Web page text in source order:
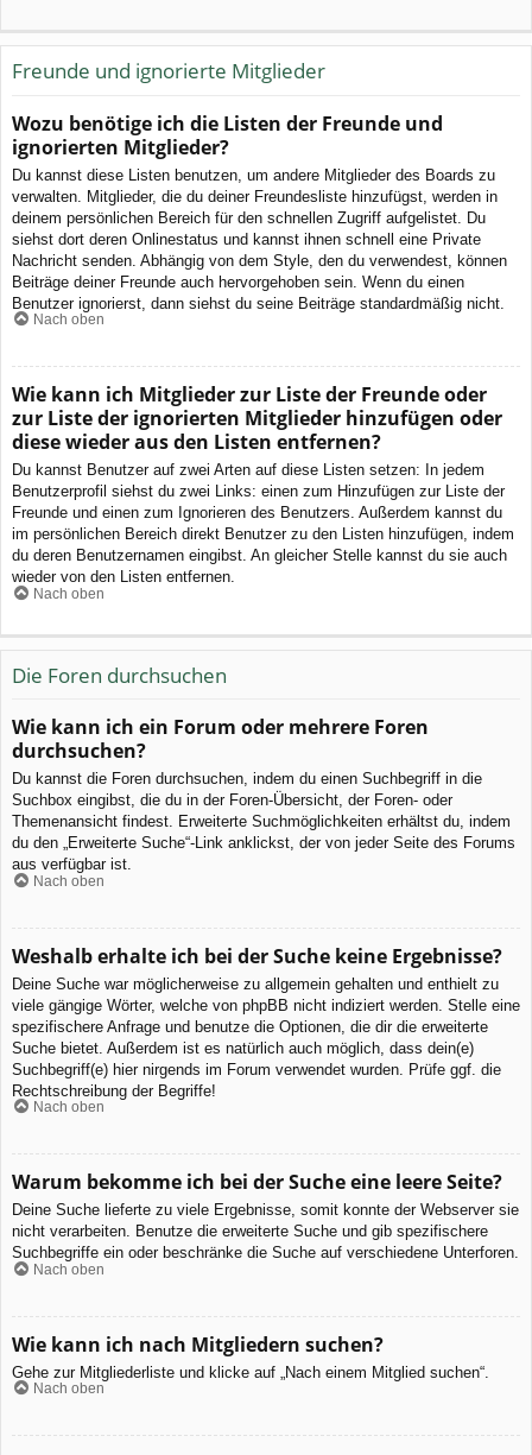
Freunde und ignorierte Mitglieder
Wozu benötige ich die Listen der Freunde und
ignorierten Mitglieder?
Du kannst diese Listen benutzen, um andere Mitglieder des Boards zu
verwalten. Mitglieder, die du deiner Freundesliste hinzufügst, werden in
deinem persönlichen Bereich für den schnellen Zugriff aufgelistet. Du
siehst dort deren Onlinestatus und kannst ihnen schnell eine Private
Nachricht senden. Abhängig von dem Style, den du verwendest, können
Beiträge deiner Freunde auch hervorgehoben sein. Wenn du einen
Benutzer ignorierst, dann siehst du seine Beiträge standardmäßig nicht.
Nach oben
Wie kann ich Mitglieder zur Liste der Freunde oder
zur Liste der ignorierten Mitglieder hinzufügen oder
diese wieder aus den Listen entfernen?
Du kannst Benutzer auf zwei Arten auf diese Listen setzen: In jedem
Benutzerprofil siehst du zwei Links: einen zum Hinzufügen zur Liste der
Freunde und einen zum Ignorieren des Benutzers. Außerdem kannst du
im persönlichen Bereich direkt Benutzer zu den Listen hinzufügen, indem
du deren Benutzernamen eingibst. An gleicher Stelle kannst du sie auch
wieder von den Listen entfernen.
Nach oben
Die Foren durchsuchen
Wie kann ich ein Forum oder mehrere Foren
durchsuchen?
Du kannst die Foren durchsuchen, indem du einen Suchbegriff in die
Suchbox eingibst, die du in der Foren-Übersicht, der Foren- oder
Themenansicht findest. Erweiterte Suchmöglichkeiten erhältst du, indem
du den „Erweiterte Suche“-Link anklickst, der von jeder Seite des Forums
aus verfügbar ist.
Nach oben
Weshalb erhalte ich bei der Suche keine Ergebnisse?
Deine Suche war möglicherweise zu allgemein gehalten und enthielt zu
viele gängige Wörter, welche von phpBB nicht indiziert werden. Stelle eine
spezifischere Anfrage und benutze die Optionen, die dir die erweiterte
Suche bietet. Außerdem ist es natürlich auch möglich, dass dein(e)
Suchbegriff(e) hier nirgends im Forum verwendet wurden. Prüfe ggf. die
Rechtschreibung der Begriffe!
Nach oben
Warum bekomme ich bei der Suche eine leere Seite?
Deine Suche lieferte zu viele Ergebnisse, somit konnte der Webserver sie
nicht verarbeiten. Benutze die erweiterte Suche und gib spezifischere
Suchbegriffe ein oder beschränke die Suche auf verschiedene Unterforen.
Nach oben
Wie kann ich nach Mitgliedern suchen?
Gehe zur Mitgliederliste und klicke auf „Nach einem Mitglied suchen“.
Nach oben